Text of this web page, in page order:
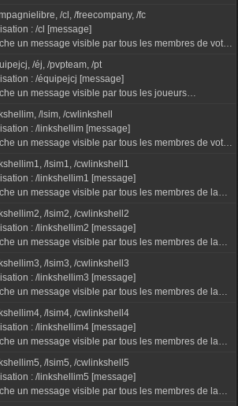
devient le mode de discussion par défaut s...
/cl, /freecompany, /fc
: /cl [message]
un message visible par tous les membres de votre
libre, où qu'ils se trouvent.
libre" devient le...
/éj, /pvpteam, /pt
: /équipejcj [message]
un message visible par tous les joueurs
JcJ" devient le mode de discussion pa...
/lsim, /cwlinkshell
: /linkshellim [message]
un message visible par tous les membres de votre
mode de discussion...
/lsim1, /cwlinkshell1
: /linkshellim1 [message]
un message visible par tous les membres de la
/lsim2, /cwlinkshell2
: /linkshellim2 [message]
un message visible par tous les membres de la
/lsim3, /cwlinkshell3
: /linkshellim3 [message]
un message visible par tous les membres de la
/lsim4, /cwlinkshell4
: /linkshellim4 [message]
un message visible par tous les membres de la
/lsim5, /cwlinkshell5
: /linkshellim5 [message]
un message visible par tous les membres de la